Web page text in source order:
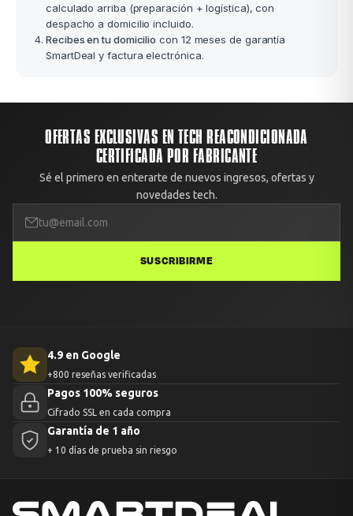
calculado arriba (preparación + logística), con
despacho a domicilio incluido.
Recibes en tu domicilio con 12 meses de garantía
SmartDeal y factura electrónica.
OFERTAS EXCLUSIVAS EN TECH REACONDICIONADA
CERTIFICADA POR FABRICANTE
Sé el primero en enterarte de nuevos ingresos, ofertas y
novedades tech.
SUSCRIBIRME
4.9 en Google
+800 reseñas verificadas
Pagos 100% seguros
Cifrado SSL en cada compra
Garantía de 1 año
+ 10 días de prueba sin riesgo